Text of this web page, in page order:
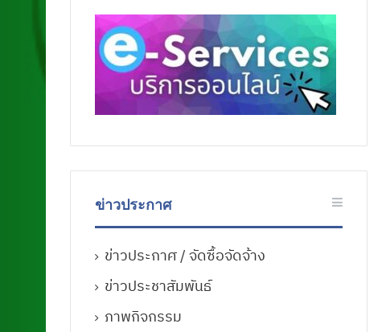
ข่าวประกาศ
ข่าวประกาศ / จัดซื้อจัดจ้าง
ข่าวประชาสัมพันธ์
ภาพกิจกรรม